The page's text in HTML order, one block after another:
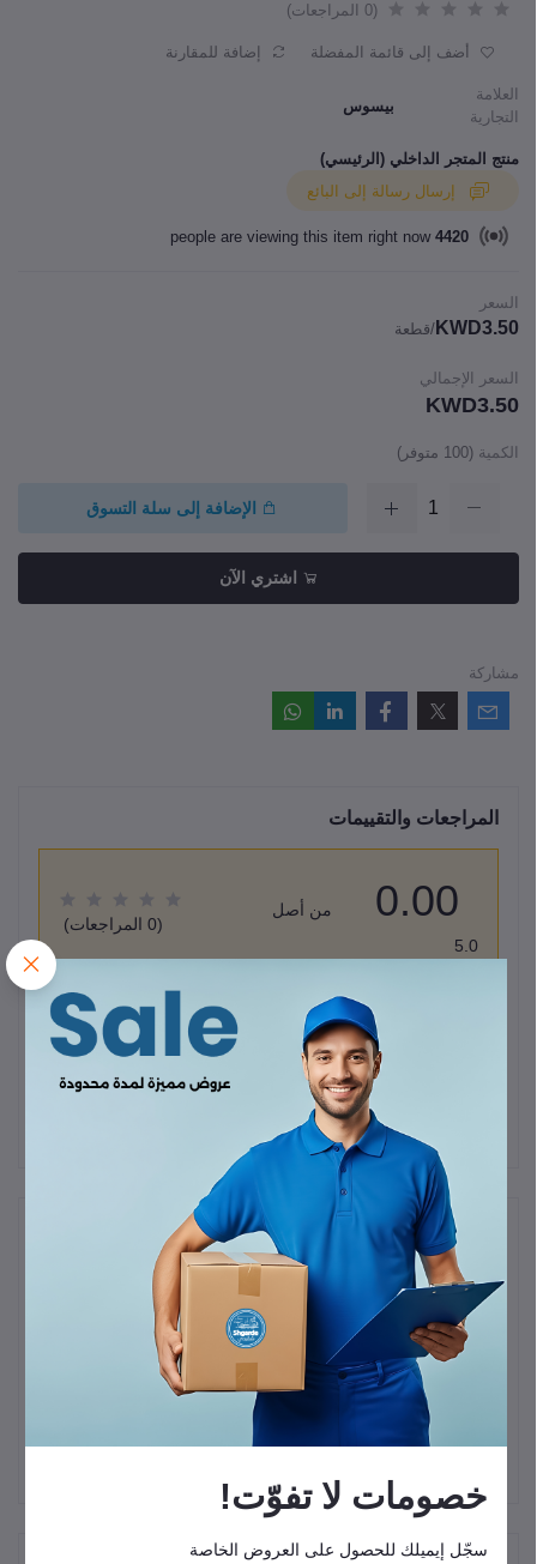
(0 المراجعات)
أضف إلى قائمة المفضلة إضافة للمقارنة
العلامة
التجارية
بيسوس
منتج المتجر الداخلي (الرئيسي)
4420
people are viewing this item right now
السعر
KWD3.50 /قطعة
السعر الإجمالي
KWD3.50
الكمية (
100 متوفر)
الإضافة إلى سلة التسوق
اشتري الآن
مشاركة
المراجعات والتقييمات
0.00
من أصل
5.0
(0 المراجعات)
قيم هذا المنتج
لا يوجد هناك مراجعات لهذا المنتج حتى الآن.
وصف
iPhone 15 Pro - شفاف "مقاوم للصدمات
حساس للمس"
خصومات لا تفوّت!
سجّل إيميلك للحصول على العروض الخاصة